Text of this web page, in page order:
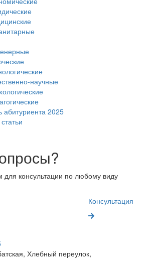
научные
абитуриента 2025
консультации по любому виду
Консультация
Хлебный переулок,